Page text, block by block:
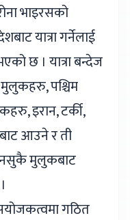
भाइरसको
यात्रा गर्नेलाई
छ । यात्रा बन्देज
पश्चिम
इरान, टर्की,
आउने र ती
मुलुकबाट
गठित